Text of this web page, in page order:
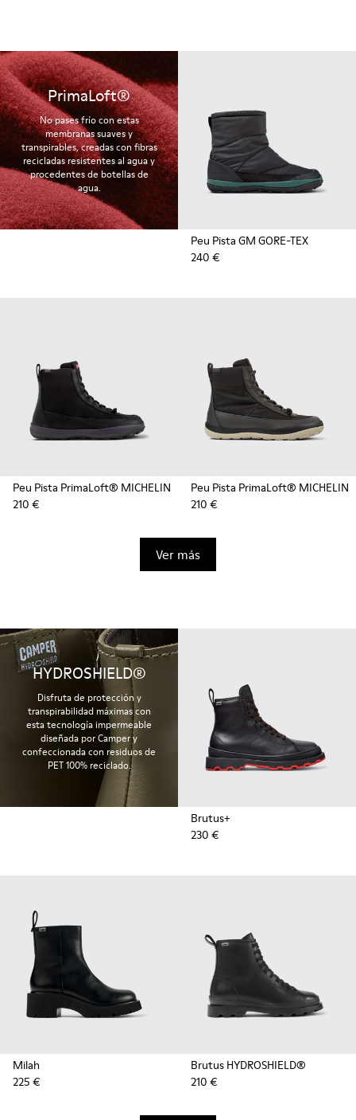
PrimaLoft®
No pases frío con estas
membranas suaves y
transpirables, creadas con fibras
recicladas resistentes al agua y
procedentes de botellas de
agua.
Peu Pista GM GORE-TEX
240 €
Peu Pista PrimaLoft® MICHELIN
210 €
Peu Pista PrimaLoft® MICHELIN
210 €
Ver más
HYDROSHIELD®
Disfruta de protección y
transpirabilidad máximas con
esta tecnología impermeable
diseñada por Camper y
confeccionada con residuos de
PET 100% reciclado.
Brutus+
230 €
Milah
225 €
Brutus HYDROSHIELD®
210 €